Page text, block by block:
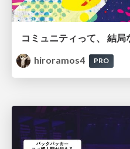
hiroramos4
PRO